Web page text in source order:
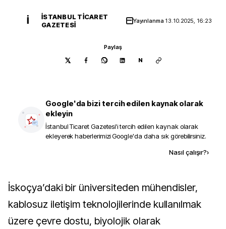
İ
İSTANBUL TICARET
GAZETESI
Yayınlanma 13.10.2025, 16:23
Paylaş
N
Google'da bizi tercih edilen kaynak olarak
ekleyin
İstanbul Ticaret Gazetesi'i tercih edilen kaynak olarak
ekleyerek haberlerimizi Google'da daha sık görebilirsiniz.
Nasıl çalışır?›
İskoçya’daki bir üniversiteden mühendisler,
kablosuz iletişim teknolojilerinde kullanılmak
üzere çevre dostu, biyolojik olarak